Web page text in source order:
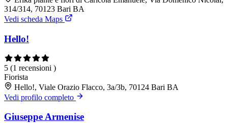
314/314, 70123 Bari BA
Vedi scheda Maps
Hello!
5 (1 recensioni )
Fiorista
Hello!, Viale Orazio Flacco, 3a/3b, 70124 Bari BA
Vedi profilo completo
Giuseppe Armenise